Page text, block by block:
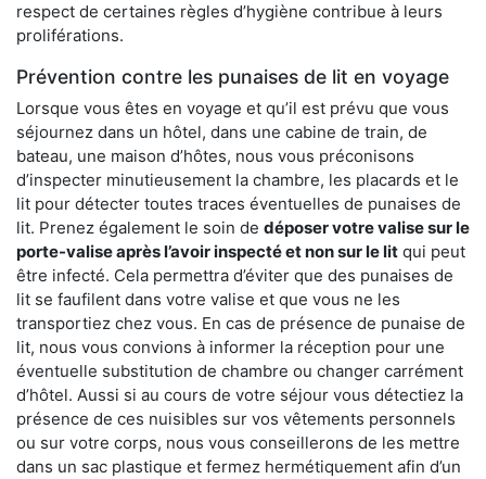
respect de certaines règles d’hygiène contribue à leurs
proliférations.
Prévention contre les punaises de lit en voyage
Lorsque vous êtes en voyage et qu’il est prévu que vous
séjournez dans un hôtel, dans une cabine de train, de
bateau, une maison d’hôtes, nous vous préconisons
d’inspecter minutieusement la chambre, les placards et le
lit pour détecter toutes traces éventuelles de punaises de
lit. Prenez également le soin de déposer votre valise sur le
porte-valise après l’avoir inspecté et non sur le lit qui peut
être infecté. Cela permettra d’éviter que des punaises de
lit se faufilent dans votre valise et que vous ne les
transportiez chez vous. En cas de présence de punaise de
lit, nous vous convions à informer la réception pour une
éventuelle substitution de chambre ou changer carrément
d’hôtel. Aussi si au cours de votre séjour vous détectiez la
présence de ces nuisibles sur vos vêtements personnels
ou sur votre corps, nous vous conseillerons de les mettre
dans un sac plastique et fermez hermétiquement afin d’un